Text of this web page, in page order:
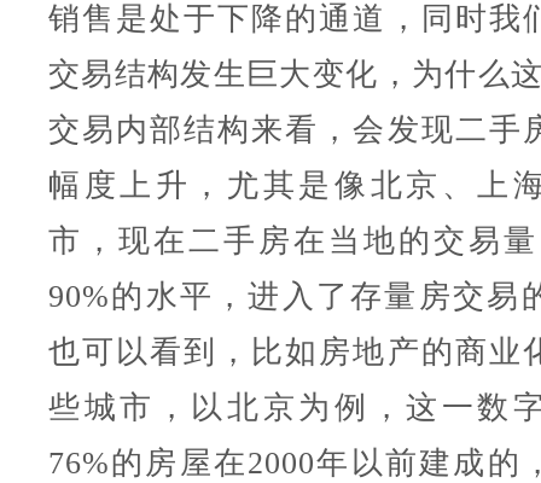
销售是处于下降的通道，同时我
交易结构发生巨大变化，为什么
交易内部结构来看，会发现二手
幅度上升，尤其是像北京、上
市，现在二手房在当地的交易
90%的水平，进入了存量房交易
也可以看到，比如房地产的商业
些城市，以北京为例，这一数
76%的房屋在2000年以前建成的